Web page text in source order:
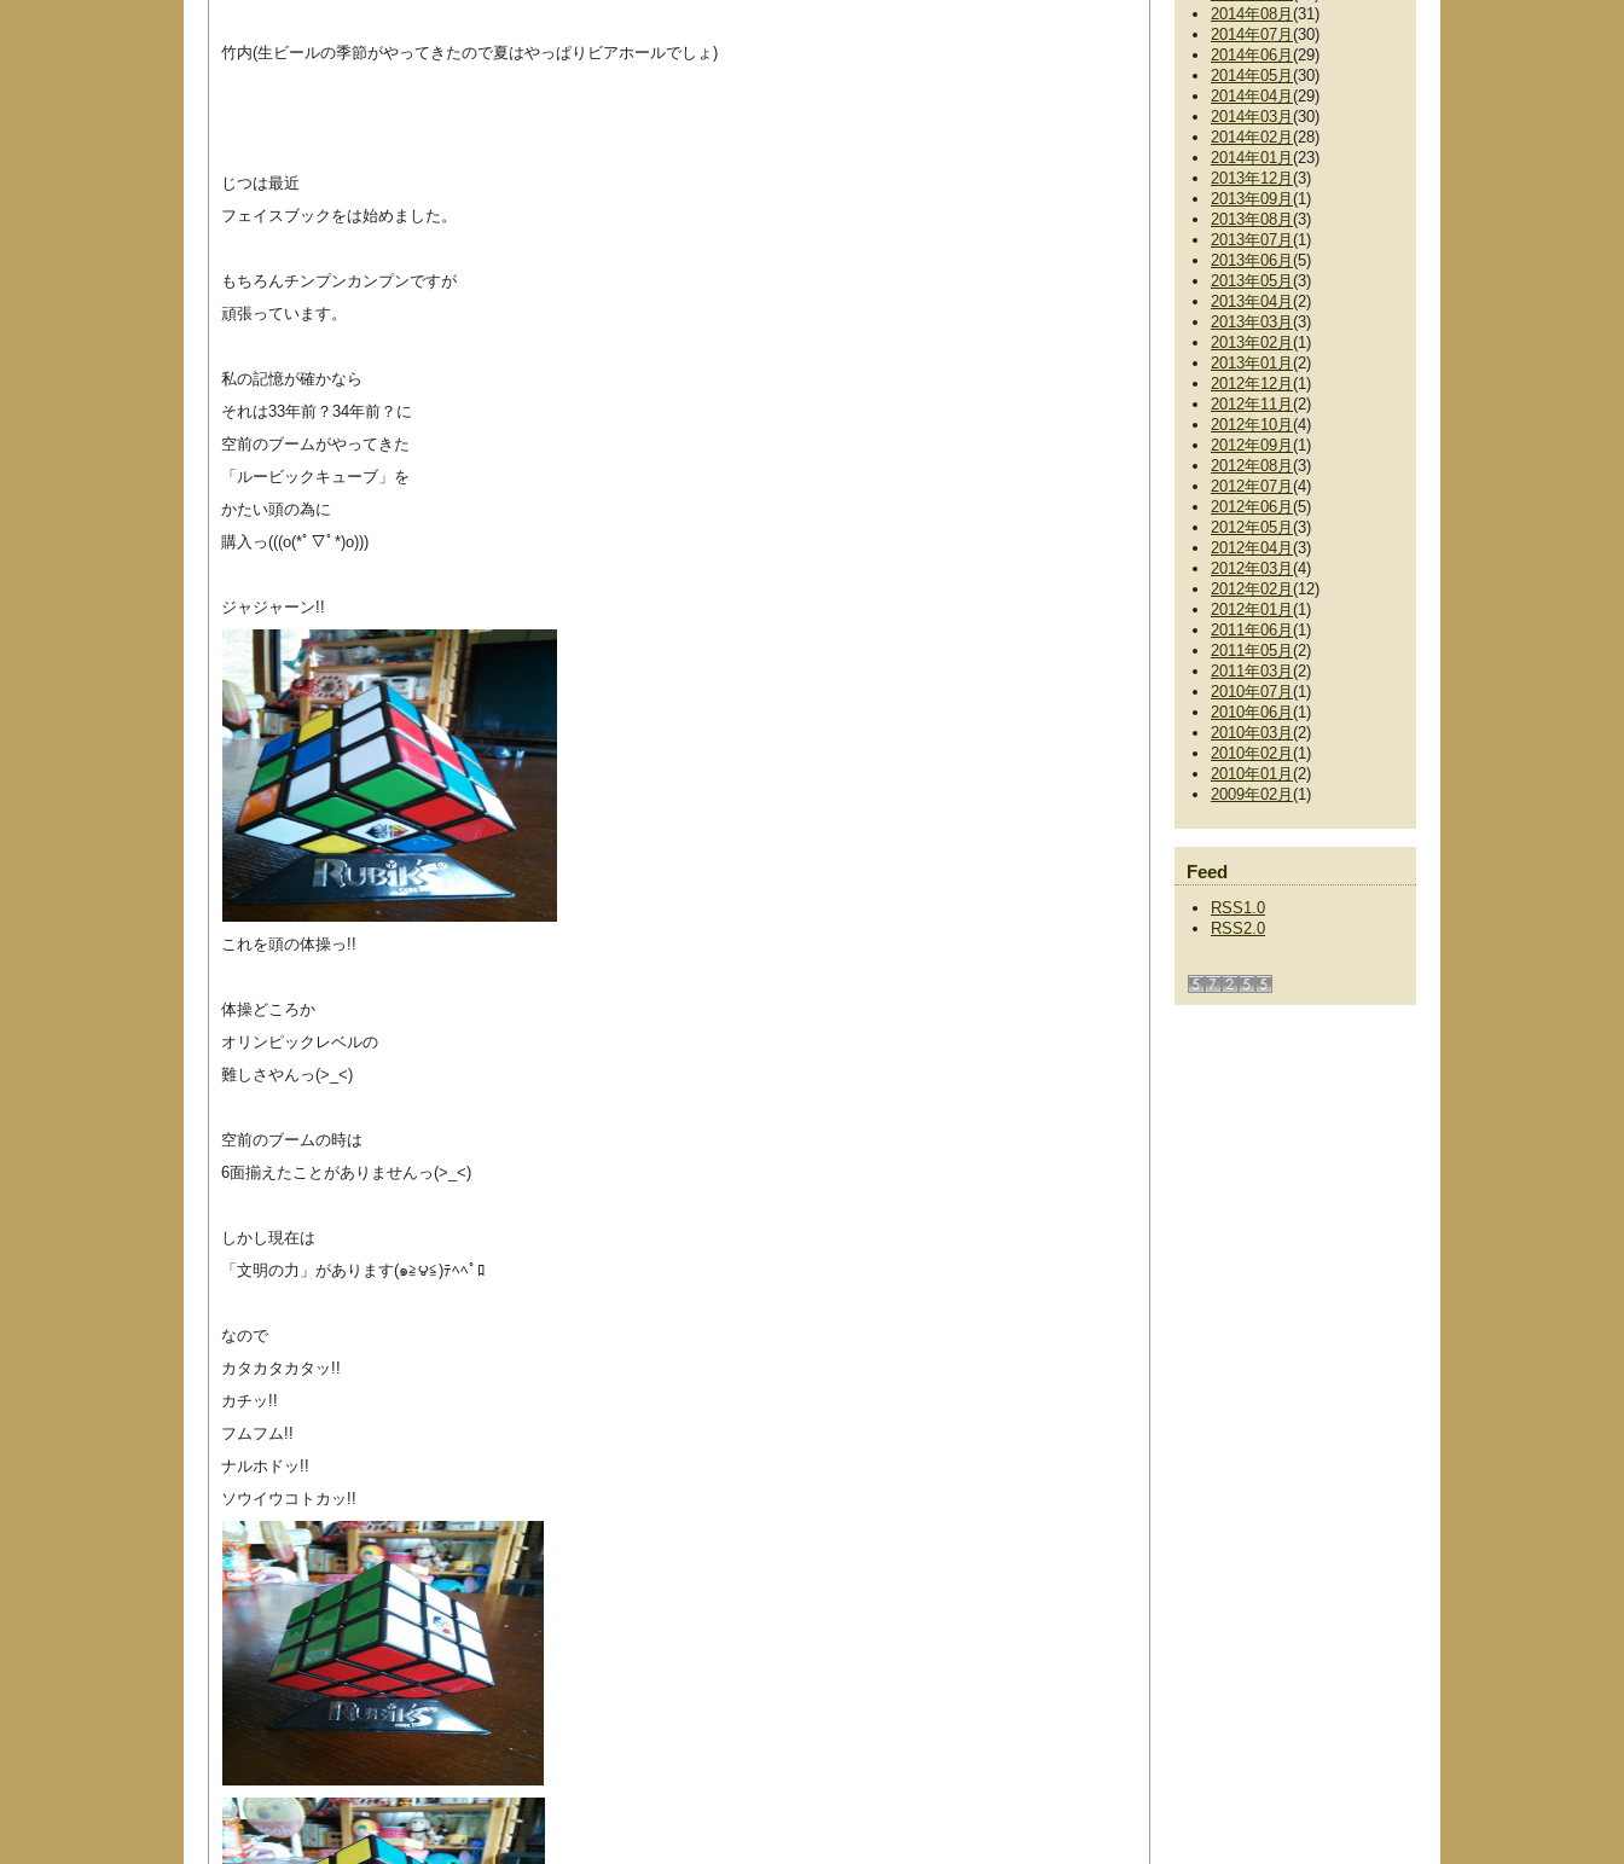
竹内(生ビールの季節がやってきたので夏はやっぱりビアホールでしょ)
じつは最近
フェイスブックをは始めました。
もちろんチンプンカンプンですが
頑張っています。
私の記憶が確かなら
それは33年前？34年前？に
空前のブームがやってきた
「ルービックキューブ」を
かたい頭の為に
購入っ(((o(*ﾟ▽ﾟ*)o)))
ジャジャーン!!
これを頭の体操っ!!
体操どころか
オリンピックレベルの
難しさやんっ(>_<)
空前のブームの時は
6面揃えたことがありませんっ(>_<)
しかし現在は
「文明の力」があります(๑≧౪≦)ﾃﾍﾍﾟﾛ
なので
カタカタカタッ!!
カチッ!!
フムフム!!
ナルホドッ!!
ソウイウコトカッ!!
2014年08月 (31)
2014年07月 (30)
2014年06月 (29)
2014年05月 (30)
2014年04月 (29)
2014年03月 (30)
2014年02月 (28)
2014年01月 (23)
2013年12月 (3)
2013年09月 (1)
2013年08月 (3)
2013年07月 (1)
2013年06月 (5)
2013年05月 (3)
2013年04月 (2)
2013年03月 (3)
2013年02月 (1)
2013年01月 (2)
2012年12月 (1)
2012年11月 (2)
2012年10月 (4)
2012年09月 (1)
2012年08月 (3)
2012年07月 (4)
2012年06月 (5)
2012年05月 (3)
2012年04月 (3)
2012年03月 (4)
2012年02月 (12)
2012年01月 (1)
2011年06月 (1)
2011年05月 (2)
2011年03月 (2)
2010年07月 (1)
2010年06月 (1)
2010年03月 (2)
2010年02月 (1)
2010年01月 (2)
2009年02月 (1)
Feed
RSS1.0
RSS2.0